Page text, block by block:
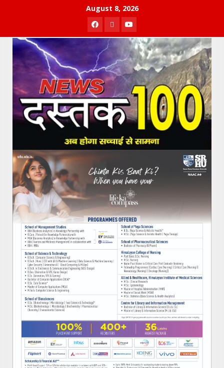
August 8, 2026
Facebook
TwitterYoutube